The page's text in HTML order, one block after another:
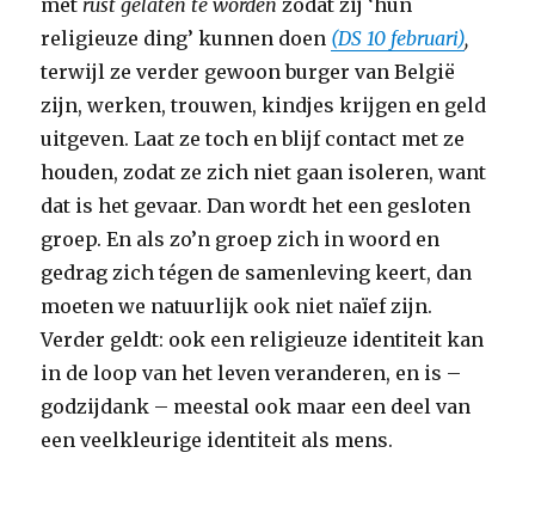
metrust gelaten te wordenzodat zij ‘hun
religieuze ding’ kunnen doen (DS 10 februari),
terwijl ze verder gewoon burger van België
zijn, werken, trouwen, kindjes krijgen en geld
uitgeven. Laat ze toch en blijf contact met ze
houden, zodat ze zich niet gaan isoleren, want
dat is het gevaar. Dan wordt het een gesloten
groep. En als zo’n groep zich in woord en
gedrag zich tégen de samenleving keert, dan
moeten we natuurlijk ook niet naïef zijn.
Verder geldt: ook een religieuze identiteit kan
in de loop van het leven veranderen, en is –
godzijdank – meestal ook maar een deel van
een veelkleurige identiteit als mens.